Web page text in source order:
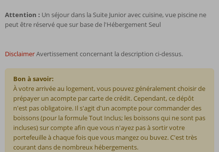
Attention : Un séjour dans la Suite Junior avec cuisine, vue piscine ne
peut être réservé que sur base de l'Hébergement Seul
DisclaimerAvertissement concernant la description ci-dessus.
Bon à savoir:
À votre arrivée au logement, vous pouvez généralement choisir de
prépayer un acompte par carte de crédit. Cependant, ce dépôt
n'est pas obligatoire. Il s'agit d'un acompte pour commander des
boissons (pour la formule Tout Inclus; les boissons qui ne sont pas
incluses) sur compte afin que vous n'ayez pas à sortir votre
portefeuille à chaque fois que vous mangez ou buvez. C'est très
courant dans de nombreux hébergements.